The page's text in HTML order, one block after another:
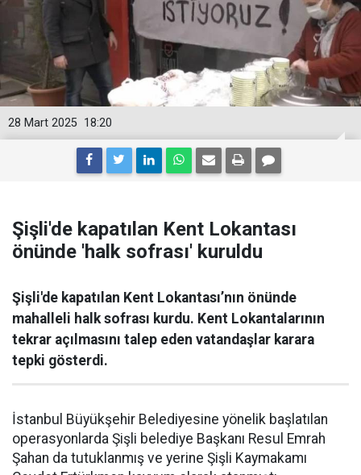
18:20
28 Mart 2025
Şişli'de kapatılan Kent Lokantası
önünde 'halk sofrası' kuruldu
Şişli'de kapatılan Kent Lokantası’nın önünde
mahalleli halk sofrası kurdu. Kent Lokantalarının
tekrar açılmasını talep eden vatandaşlar karara
tepki gösterdi.
İstanbul Büyükşehir Belediyesine yönelik başlatılan
operasyonlarda Şişli belediye Başkanı Resul Emrah
Şahan da tutuklanmış ve yerine Şişli Kaymakamı